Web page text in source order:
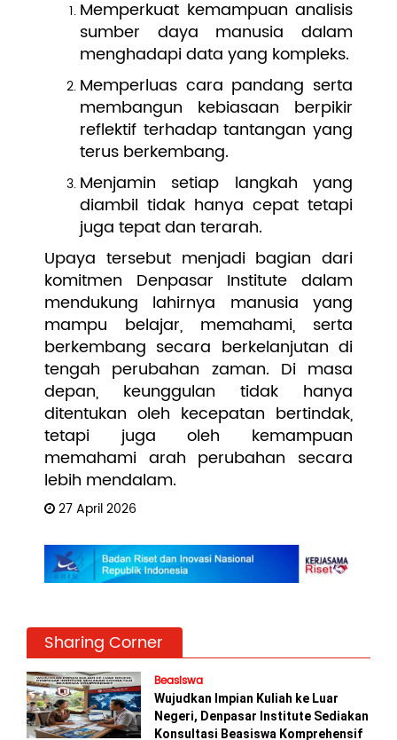
Memperkuat kemampuan analisis
sumber daya manusia dalam
menghadapi data yang kompleks.
Memperluas cara pandang serta
membangun kebiasaan berpikir
reflektif terhadap tantangan yang
terus berkembang.
Menjamin setiap langkah yang
diambil tidak hanya cepat tetapi
juga tepat dan terarah.
Upaya tersebut menjadi bagian dari
komitmen Denpasar Institute dalam
mendukung lahirnya manusia yang
mampu belajar, memahami, serta
berkembang secara berkelanjutan di
tengah perubahan zaman. Di masa
depan, keunggulan tidak hanya
ditentukan oleh kecepatan bertindak,
tetapi juga oleh kemampuan
memahami arah perubahan secara
lebih mendalam.
27 April 2026
Sharing Corner
Beasiswa
Wujudkan Impian Kuliah ke Luar
Negeri, Denpasar Institute Sediakan
Konsultasi Beasiswa Komprehensif